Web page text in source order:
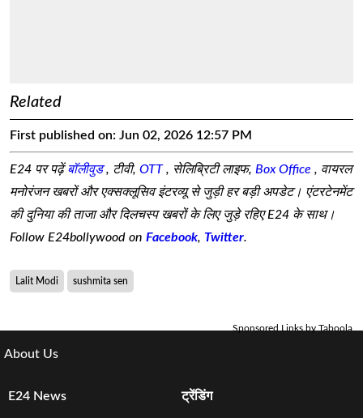
Related
First published on: Jun 02, 2026 12:57 PM
E24 पर पढ़ेंबॉलीवुड, टीवी, OTT, सेलिब्रिटी लाइफ, Box Office , वायरल
मनोरंजन खबरों और एक्सक्लूसिव इंटरव्यू से जुड़ी हर बड़ी अपडेट। एंटरटेनमेंट
की दुनिया की ताजा और दिलचस्प खबरों के लिए जुड़े रहिए E24 के साथ।
Follow E24bollywood on Facebook, Twitter.
Lalit Modi sushmita sen
Sponsored Links by Taboola
About Us
E24 News ट्रेंडिंग